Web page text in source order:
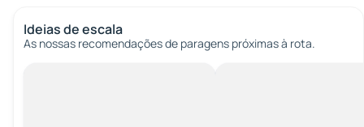
Ideias de escala
As nossas recomendações de paragens próximas à rota.